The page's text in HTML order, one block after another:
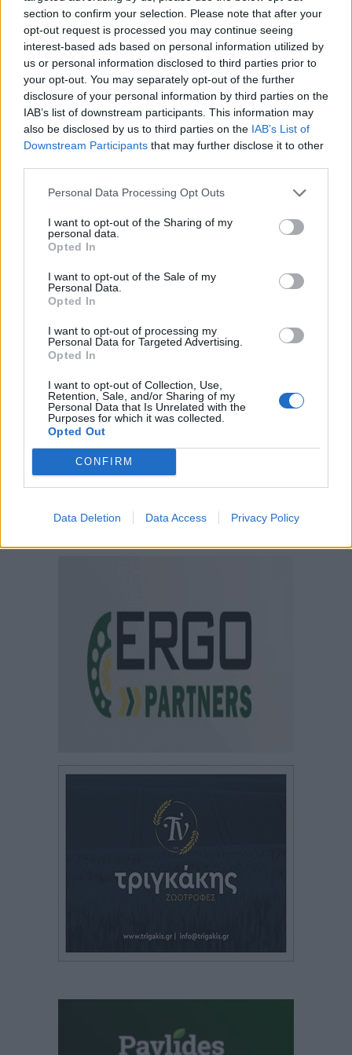
section to confirm your selection. Please note that after your
opt-out request is processed you may continue seeing
interest-based ads based on personal information utilized by
us or personal information disclosed to third parties prior to
your opt-out. You may separately opt-out of the further
disclosure of your personal information by third parties on the
IAB’s list of downstream participants. This information may
also be disclosed by us to third parties on the IAB’s List of
Downstream Participants that may further disclose it to other
Personal Data Processing Opt Outs
I want to opt-out of the Sharing of my
personal data.
Opted In
I want to opt-out of the Sale of my
Personal Data.
Opted In
I want to opt-out of processing my
Personal Data for Targeted Advertising.
Opted In
I want to opt-out of Collection, Use,
Retention, Sale, and/or Sharing of my
Personal Data that Is Unrelated with the
Purposes for which it was collected.
Opted Out
CONFIRM
Data Deletion Data Access Privacy Policy
αντανακλαστικό φως πίσω.
* Οι οδηγοί τους πρέπει να φορούν κράνος.
* Σε χώρους που κυκλοφορούν πεζοί, οι οδηγοί
των ΕΠΗΟ υποχρεούνται να κινούνται με
ταχύτητα ανάλογη των πεζών και να τους
παραχωρούν προτεραιότητα.
οδηγοί είναι υποχρεωμένοι να οδηγούν τα
ηλεκτρικά οχήματα βαδίζοντας.
eleftherostypos.gr